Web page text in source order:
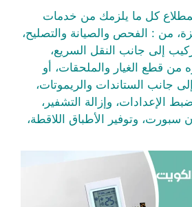
كل ما يلزمك من خدمات
من : الفحص والصيانة والتصليح،
إلى جانب النقل السريع،
من قطع الغيار والملحقات، أو
جانب الستاندات والريموتات،
الإعدادات، وإزالة التشفير،
سبورت، وتوفير الأطباق اللاقطة،